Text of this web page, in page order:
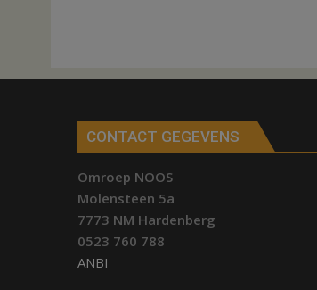
CONTACT GEGEVENS
Omroep NOOS
Molensteen 5a
7773 NM Hardenberg
0523 760 788
ANBI